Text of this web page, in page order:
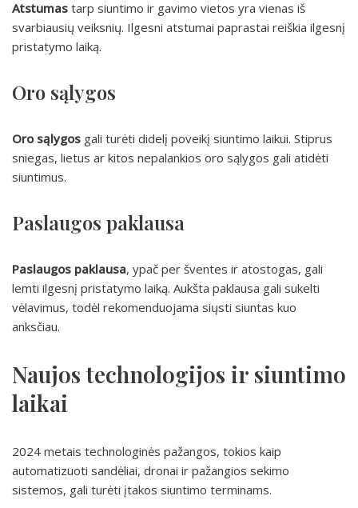
Atstumas tarp siuntimo ir gavimo vietos yra vienas iš
svarbiausių veiksnių. Ilgesni atstumai paprastai reiškia ilgesnį
pristatymo laiką.
Oro sąlygos
Oro sąlygos gali turėti didelį poveikį siuntimo laikui. Stiprus
sniegas, lietus ar kitos nepalankios oro sąlygos gali atidėti
siuntimus.
Paslaugos paklausa
Paslaugos paklausa, ypač per šventes ir atostogas, gali
lemti ilgesnį pristatymo laiką. Aukšta paklausa gali sukelti
vėlavimus, todėl rekomenduojama siųsti siuntas kuo
anksčiau.
Naujos technologijos ir siuntimo
laikai
2024 metais technologinės pažangos, tokios kaip
automatizuoti sandėliai, dronai ir pažangios sekimo
sistemos, gali turėti įtakos siuntimo terminams.